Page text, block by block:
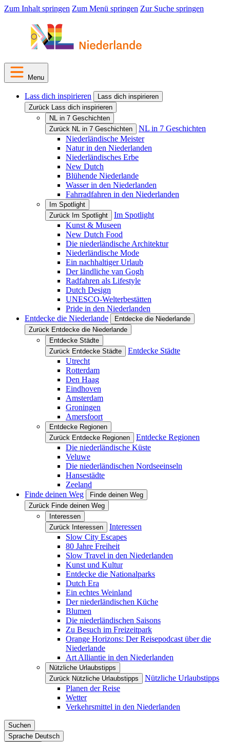
Zum Inhalt springen Zum Menü springen Zur Suche springen
Menu
Lass dich inspirieren
Lass dich inspirieren
Zurück Lass dich inspirieren
NL in 7 Geschichten
Zurück NL in 7 Geschichten
NL in 7 Geschichten
Niederländische Meister
Natur in den Niederlanden
Niederländisches Erbe
New Dutch
Blühende Niederlande
Wasser in den Niederlanden
Fahrradfahren in den Niederlanden
Im Spotlight
Zurück Im Spotlight
Im Spotlight
Kunst & Museen
New Dutch Food
Die niederländische Architektur
Niederländische Mode
Ein nachhaltiger Urlaub
Der ländliche van Gogh
Radfahren als Lifestyle
Dutch Design
UNESCO-Welterbestätten
Pride in den Niederlanden
Entdecke die Niederlande
Entdecke die Niederlande
Zurück Entdecke die Niederlande
Entdecke Städte
Zurück Entdecke Städte
Entdecke Städte
Utrecht
Rotterdam
Den Haag
Eindhoven
Amsterdam
Groningen
Amersfoort
Entdecke Regionen
Zurück Entdecke Regionen
Entdecke Regionen
Die niederländische Küste
Veluwe
Die niederländischen Nordseeinseln
Hansestädte
Zeeland
Finde deinen Weg
Finde deinen Weg
Zurück Finde deinen Weg
Interessen
Zurück Interessen
Interessen
Slow City Escapes
80 Jahre Freiheit
Slow Travel in den Niederlanden
Kunst und Kultur
Entdecke die Nationalparks
Dutch Era
Ein echtes Weinland
Der niederländischen Küche
Blumen
Die niederländischen Saisons
Zu Besuch im Freizeitpark
Orange Horizons: Der Reisepodcast über die
Niederlande
Art Alliantie in den Niederlanden
Nützliche Urlaubstipps
Zurück Nützliche Urlaubstipps
Nützliche Urlaubstipps
Planen der Reise
Wetter
Verkehrsmittel in den Niederlanden
Suchen
Sprache Deutsch